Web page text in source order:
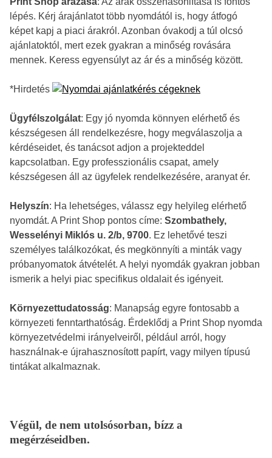
lépés. Kérj árajánlatot több nyomdától is, hogy átfogó
képet kapj a piaci árakról. Azonban óvakodj a túl olcsó
ajánlatoktól, mert ezek gyakran a minőség rovására
mennek. Keress egyensúlyt az ár és a minőség között.
*Hirdetés
Ügyfélszolgálat: Egy jó nyomda könnyen elérhető és
készségesen áll rendelkezésre, hogy megválaszolja a
kérdéseidet, és tanácsot adjon a projekteddel
kapcsolatban. Egy professzionális csapat, amely
készségesen áll az ügyfelek rendelkezésére, aranyat ér.
Helyszín: Ha lehetséges, válassz egy helyileg elérhető
nyomdát. A Print Shop pontos címe: Szombathely,
Wesselényi Miklós u. 2/b, 9700. Ez lehetővé teszi
személyes találkozókat, és megkönnyíti a minták vagy
próbanyomatok átvételét. A helyi nyomdák gyakran jobban
ismerik a helyi piac specifikus oldalait és igényeit.
Környezettudatosság: Manapság egyre fontosabb a
környezeti fenntarthatóság. Érdeklődj a Print Shop nyomda
környezetvédelmi irányelveiről, például arról, hogy
használnak-e újrahasznosított papírt, vagy milyen típusú
tintákat alkalmaznak.
Végül, de nem utolsósorban, bízz a
megérzéseidben.